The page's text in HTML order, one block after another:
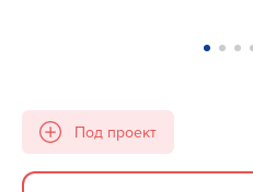
Под проект